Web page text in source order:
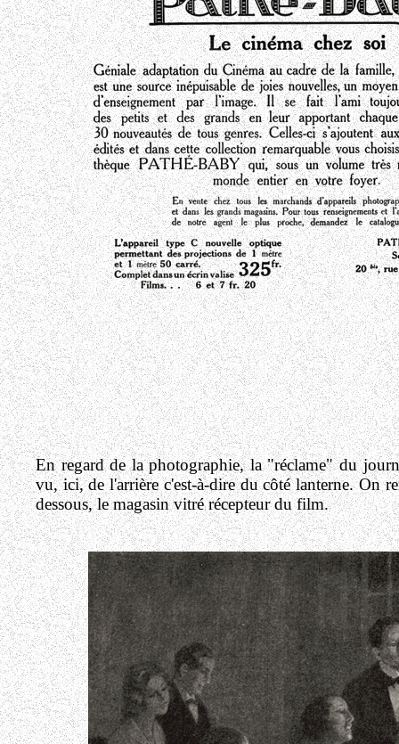
En regard de la photographie, la "réclame" du
vu, ici, de l'arrière c'est-à-dire du côté lanterne. On
dessous, le magasin vitré récepteur du film.